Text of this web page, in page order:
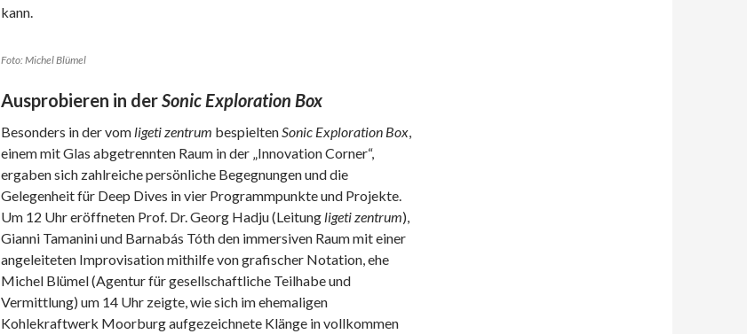
kann.
Foto: Michel Blümel
Ausprobieren in derSonic Exploration Box
Besonders in der vom ligeti zentrum bespieltenSonic Exploration Box,
einem mit Glas abgetrennten Raum in der „Innovation Corner“,
ergaben sich zahlreiche persönliche Begegnungen und die
Gelegenheit für Deep Dives in vier Programmpunkte und Projekte.
Um 12 Uhr eröffneten Prof. Dr. Georg Hadju (Leitung ligeti zentrum),
Gianni Tamanini und Barnabás Tóth den immersiven Raum mit einer
angeleiteten Improvisation mithilfe von grafischer Notation, ehe
Michel Blümel (Agentur für gesellschaftliche Teilhabe und
Vermittlung) um 14 Uhr zeigte, wie sich im ehemaligen
Kohlekraftwerk Moorburg aufgezeichnete Klänge in vollkommen